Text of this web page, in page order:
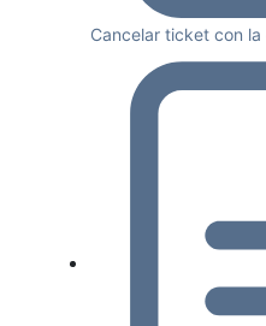
Cancelar ticket con la